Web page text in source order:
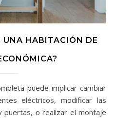
UNA HABITACIÓN DE
eléctricos, modificar las
puertas, o realizar el montaje